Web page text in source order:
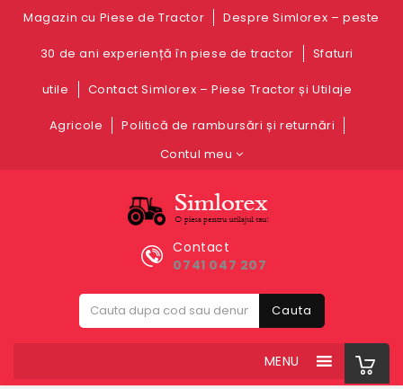
Magazin cu Piese de Tractor Despre Simlorex – peste
30 de ani experiență în piese de tractor Sfaturi
utile Contact Simlorex – Piese Tractor și Utilaje
Agricole
Politică de rambursări și returnări
Contul meu
Contact
0741 047 207
Cauta
MENU